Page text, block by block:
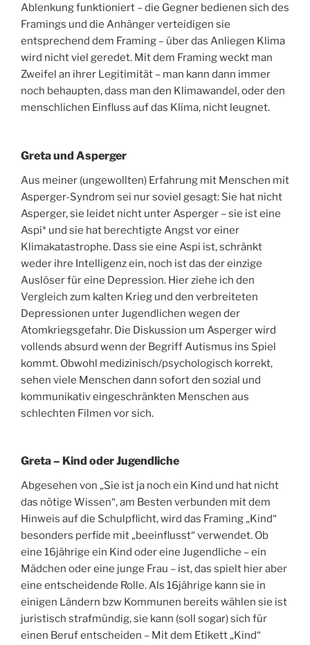
Ablenkung funktioniert – die Gegner bedienen sich des
Framings und die Anhänger verteidigen sie
entsprechend dem Framing – über das Anliegen Klima
wird nicht viel geredet. Mit dem Framing weckt man
Zweifel an ihrer Legitimität – man kann dann immer
noch behaupten, dass man den Klimawandel, oder den
menschlichen Einfluss auf das Klima, nicht leugnet.
Greta und Asperger
Aus meiner (ungewollten) Erfahrung mit Menschen mit
Asperger-Syndrom sei nur soviel gesagt: Sie hat nicht
Asperger, sie leidet nicht unter Asperger – sie ist eine
Aspi* und sie hat berechtigte Angst vor einer
Klimakatastrophe. Dass sie eine Aspi ist, schränkt
weder ihre Intelligenz ein, noch ist das der einzige
Auslöser für eine Depression. Hier ziehe ich den
Vergleich zum kalten Krieg und den verbreiteten
Depressionen unter Jugendlichen wegen der
Atomkriegsgefahr. Die Diskussion um Asperger wird
vollends absurd wenn der Begriff Autismus ins Spiel
kommt. Obwohl medizinisch/psychologisch korrekt,
sehen viele Menschen dann sofort den sozial und
kommunikativ eingeschränkten Menschen aus
schlechten Filmen vor sich.
Greta – Kind oder Jugendliche
Abgesehen von „Sie ist ja noch ein Kind und hat nicht
das nötige Wissen“, am Besten verbunden mit dem
Hinweis auf die Schulpflicht, wird das Framing „Kind“
besonders perfide mit „beeinflusst“ verwendet. Ob
eine 16jährige ein Kind oder eine Jugendliche – ein
Mädchen oder eine junge Frau – ist, das spielt hier aber
eine entscheidende Rolle. Als 16jährige kann sie in
einigen Ländern bzw Kommunen bereits wählen sie ist
juristisch strafmündig, sie kann (soll sogar) sich für
einen Beruf entscheiden – Mit dem Etikett „Kind“